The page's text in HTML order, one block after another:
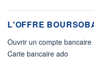
L'OFFRE
Ouvrir un compte bancaire
Carte bancaire ado